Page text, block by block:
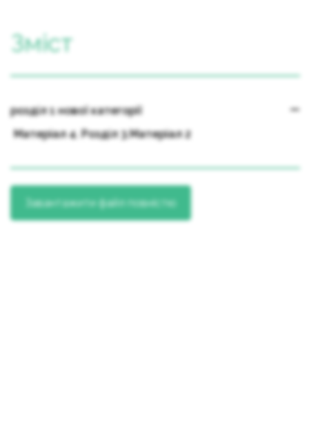
Зміст
розділ 1 нової категорії
Матеріал 4. Розділ 3.Матеріал 2
Завантажити файл повністю